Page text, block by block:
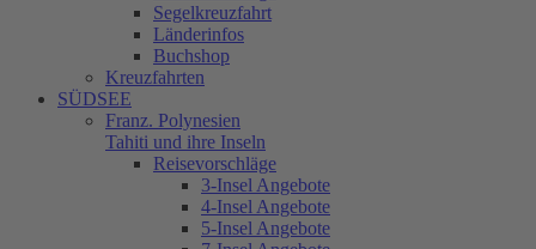
Segelkreuzfahrt
Länderinfos
Buchshop
Kreuzfahrten
SÜDSEE
Franz. Polynesien
Tahiti und ihre Inseln
Reisevorschläge
3-Insel Angebote
4-Insel Angebote
5-Insel Angebote